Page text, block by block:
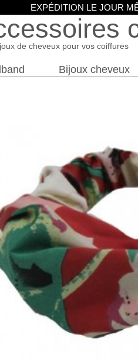
de cheveux pour vos coiffures
Bijoux cheveux
EXPÉDITION LE JOUR